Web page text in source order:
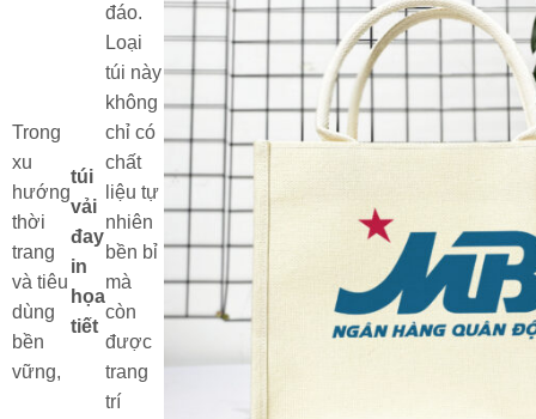
Trong
xu
hướng
thời
trang
và tiêu
dùng
bền
vững,
túi
vải
đay
in
họa
tiết
đáo.
Loại
túi này
không
chỉ có
chất
liệu tự
nhiên
bền bỉ
mà
còn
được
trang
trí